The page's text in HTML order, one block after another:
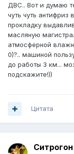
ДВС.. Вот и думаю
чуть чуть
прокладку
масляную
атмосферной
0)?.. машиной
до работы 3 км...
подскажите!))
Цитата
Ситрогон